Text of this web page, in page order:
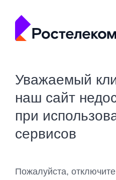
Уважаемый
наш сайт
при
сервисов
Пожалуйста,